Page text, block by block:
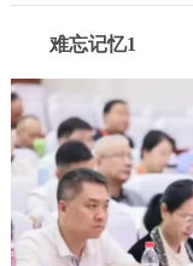
难忘记忆1